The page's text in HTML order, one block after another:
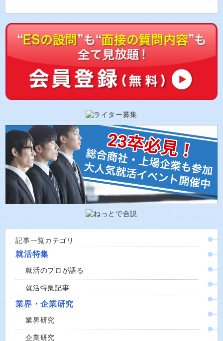
記事一覧カテゴリ
就活特集
就活のプロが語る
就活特集記事
業界・企業研究
業界研究
企業研究